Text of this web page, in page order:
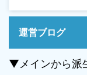
運営ブログ
▼メインから派